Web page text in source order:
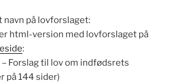
navn på lovforslaget:
html-version med lovforslaget på
:
– Forslag til lov om indfødsrets
på 144 sider)